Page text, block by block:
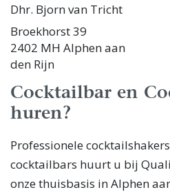
Dhr. Bjorn van Tricht
Broekhorst 39
2402 MH Alphen aan
den Rijn
Cocktailbar en
huren?
Professionele
cocktailbars huurt u bij
onze thuisbasis in Alphen